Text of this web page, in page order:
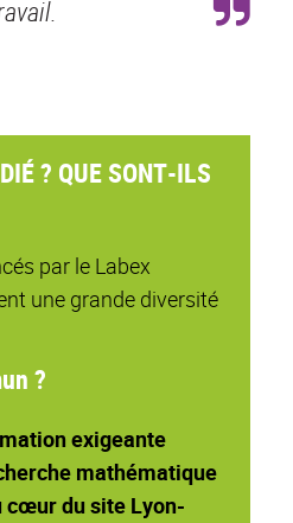
? QUE SONT-ILS
par le Labex
une grande diversité
?
exigeante
mathématique
du site Lyon-